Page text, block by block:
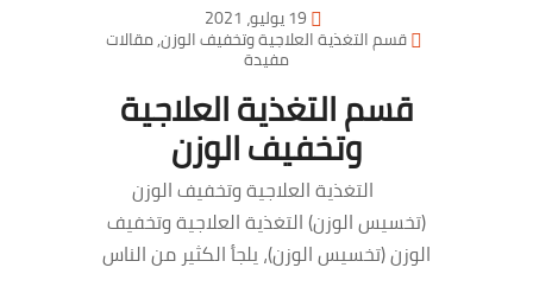
قسم التغذية العلاجية وتخفيف الوزن,مقالات
مفيدة
قسم التغذية العلاجية
وتخفيف الوزن
التغذية العلاجية وتخفيف الوزن
(تخسيس الوزن) التغذية العلاجية وتخفيف
الوزن (تخسيس الوزن)، يلجأ الكثير من الناس